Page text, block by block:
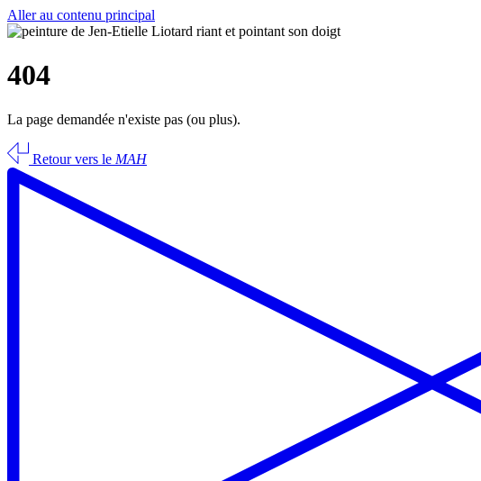
Aller au contenu principal
404
La page demandée n'existe pas (ou plus).
Retour vers le MAH